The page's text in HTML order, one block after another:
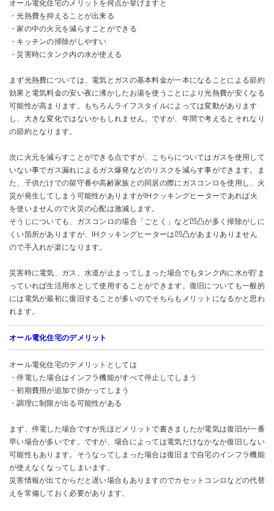
オール電化住宅のメリットを何点か挙げますと
・光熱費を抑えることが出来る
・家の中の火元を減らすことができる
・キッチンの掃除がしやすい
・災害時にタンク内の水が使える
まず光熱費については、電気とガスの基本料金が一本になることによる節約
効果と電気料金の安い夜に沸かしたお湯を使うことにより光熱費が安くなる
可能性が高まります。もちろんライフスタイルによっては変動があります
し、大きな変化ではないかもしれません。ですが、年間で考えるとそれなり
の節約となります。
次に火元を減らすことができる点ですが、こちらについてはガスを使用して
いない事でガス漏れによるガス爆発などのリスクを減らす事ができます。ま
た、子供だけでの留守番や高齢家族との同居の際にガスコンロを使用し、火
災が発生してしまう可能性がありますがIHクッキングヒーターであれば火
を使いませんので火災の心配は激減します。
そうじについても、ガスコンロの場合「ごとく」など凹凸が多く掃除がしに
くい箇所がありますが、IHクッキングヒーターは凹凸があまりありません
ので手入れが楽になります。
災害時に電気、ガス、水道が止まってしまった場合でもタンク内に水が貯ま
っていれば生活用水として使用することができます。復旧についても一般的
には電気が最初に復旧することが多いのでそちらもメリットになるかと思わ
れます。
オール電化住宅のデメリット
オール電化住宅のデメリットとしては
・停電した場合はインフラ機能がすべて停止してしまう
・初期費用が追加で掛かってしまう
・調理に制限が出る可能性がある
まず、停電した場合ですが先ほどメリットで書きましたが電気は復旧が一番
早い場合が多いです。ですが、場合によっては電気だけなかなか復旧しない
可能性もあります。そうなってしまった場合は復旧まで自宅のインフラ機能
が使えなくなってしまいます。
災害情報が出てからだと遅い場合もありますのでカセットコンロなどの代替
えを常備しておく必要があります。